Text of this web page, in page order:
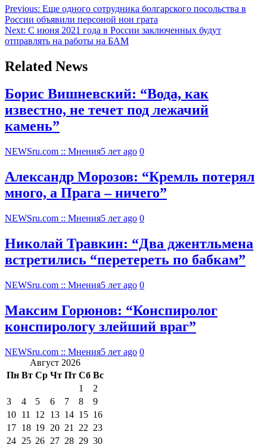
Previous: Еще одного сотрудника болгарского посольства в
России объявили персоной нон грата
Next: С июня 2021 года в России заключенных будут
отправлять на работы на БАМ
Related News
Борис Вишневский: “Вода, как
известно, не течет под лежачий
камень”
NEWSru.com :: Мнения5 лет ago 0
Александр Морозов: “Кремль потерял
много, а Прага – ничего”
NEWSru.com :: Мнения5 лет ago 0
Николай Травкин: “Два джентльмена
встретились “перетереть по бабкам”
NEWSru.com :: Мнения5 лет ago 0
Максим Горюнов: “Конспиролог
конспирологу злейший враг”
NEWSru.com :: Мнения5 лет ago 0
Август 2026
Пн Вт Ср Чт Пт Сб Вс
1
2
3
4 5 6 7 8
9
10 11 12 13 14 15 16
17 18 19 20 21 22 23
24 25 26 27 28 29 30